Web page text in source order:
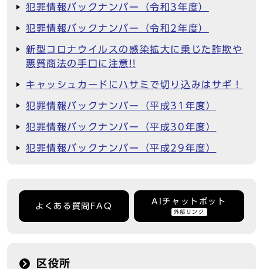
犯罪情報バックナンバー（令和3年度）
犯罪情報バックナンバー（令和2年度）
新型コロナウイルスの感染拡大に乗じた詐欺や
悪質商法の手口に注意!!
キャッシュカードにハサミで切り込みはサギ！
犯罪情報バックナンバー（平成31年度）
犯罪情報バックナンバー（平成30年度）
犯罪情報バックナンバー（平成29年度）
よくある質問FAQ
AIチャットボット
外部リンク
区役所